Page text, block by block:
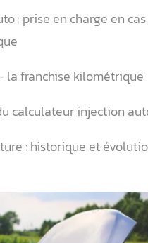
: prise en charge en
la franchise kilométrique
calculateur injection
: historique et